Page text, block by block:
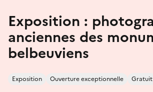
Exposition :
anciennes des
belbeuviens
Exposition Ouverture exceptionnelle Gratuit